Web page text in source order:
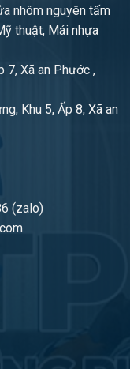
nhôm nguyên tấm
thuật, Mái nhựa
7, Xã an Phước ,
Khu 5, Ấp 8, Xã an
(zalo)